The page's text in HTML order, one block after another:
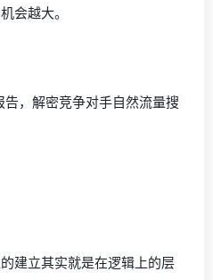
会越大。
，解密竞争对手自然流量搜
建立其实就是在逻辑上的层